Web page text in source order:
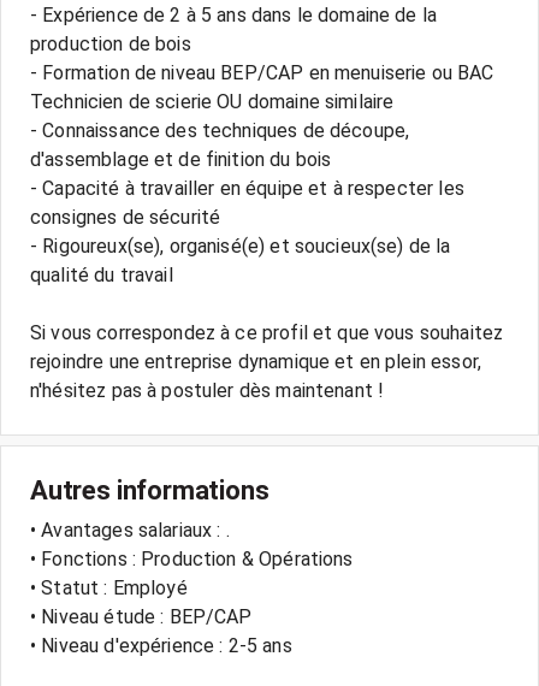
- Expérience de 2 à 5 ans dans le domaine de la
production de bois
- Formation de niveau BEP/CAP en menuiserie ou BAC
Technicien de scierie OU domaine similaire
- Connaissance des techniques de découpe,
d'assemblage et de finition du bois
- Capacité à travailler en équipe et à respecter les
consignes de sécurité
- Rigoureux(se), organisé(e) et soucieux(se) de la
qualité du travail
Si vous correspondez à ce profil et que vous souhaitez
rejoindre une entreprise dynamique et en plein essor,
Autres informations
• Avantages salariaux : .
• Fonctions : Production & Opérations
• Statut : Employé
• Niveau étude : BEP/CAP
• Niveau d'expérience : 2-5 ans